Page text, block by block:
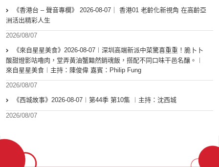
《香港台 – 聲音專欄》 2026-08-07｜ 香港01 老齡化新視角 在高齡亞
洲活出精彩人生
2026/08/07
《來自星星美食》2026-08-07︱深圳高端新派中菜驚喜重重！脆卜卜
酸甜燈影咕嚕肉，堂弄黃油蟹黯然銷魂飯，搭配不同口味干邑名釀。︱
來自星星美食︱主持：陳俊偉 嘉賓：Philip Fung
2026/08/07
《西城故事》2026-08-07︱第44季 第10集 ︱主持：沈西城
2026/08/07